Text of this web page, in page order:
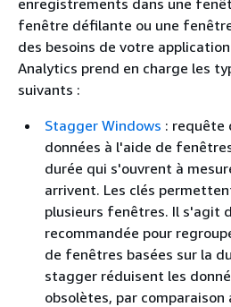
enregistrements dans une
fenêtre défilante ou une
des besoins de votre
Analytics prend en charge les
suivants :
Stagger Windows : requête
données à l'aide de
durée qui s'ouvrent à
arrivent. Les clés
plusieurs fenêtres. Il s'agit
recommandée pour
de fenêtres basées sur la
stagger réduisent les
obsolètes, par